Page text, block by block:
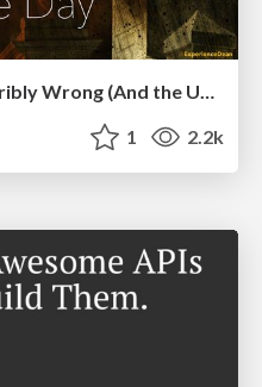
Digital Projects Gone Horribly Wrong (And the UX Pros Who Still Save the Day) - Dean Schuster
1 2.2k